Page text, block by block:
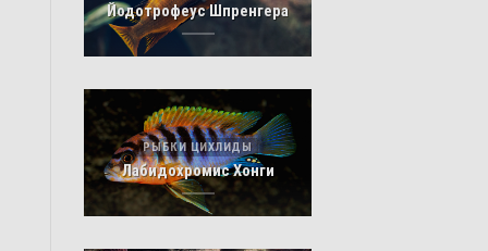
Йодотрофеус Шпренгера
РЫБКИ ЦИХЛИДЫ
Лабидохромис Хонги